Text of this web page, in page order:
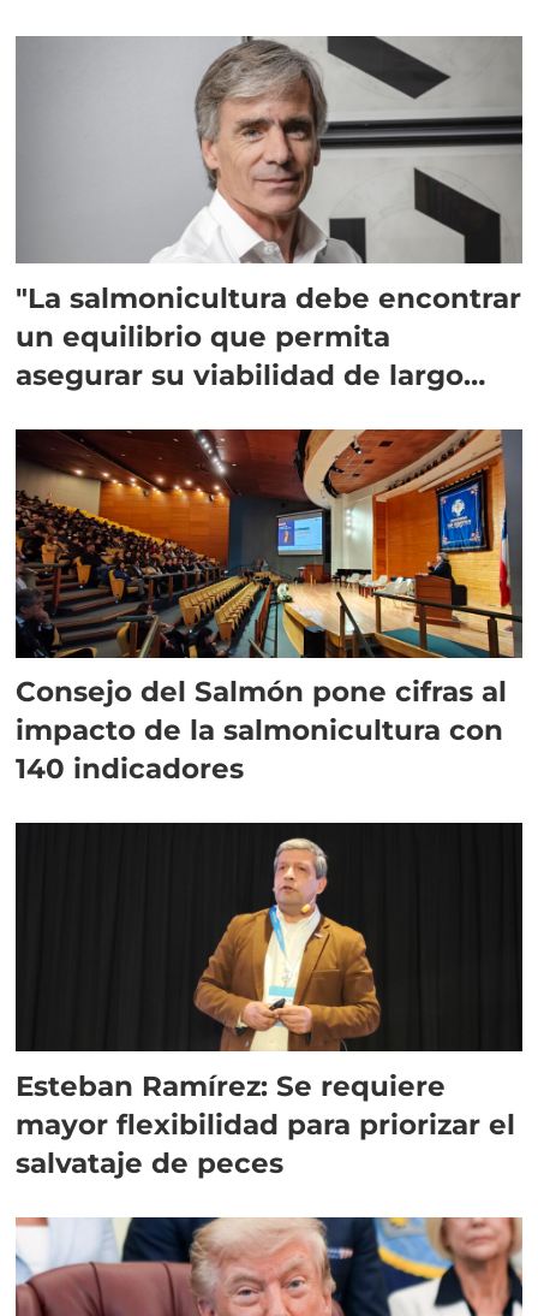
"La salmonicultura debe encontrar
un equilibrio que permita
asegurar su viabilidad de largo
Consejo del Salmón pone cifras al
impacto de la salmonicultura con
140 indicadores
Esteban Ramírez: Se requiere
mayor flexibilidad para priorizar el
salvataje de peces